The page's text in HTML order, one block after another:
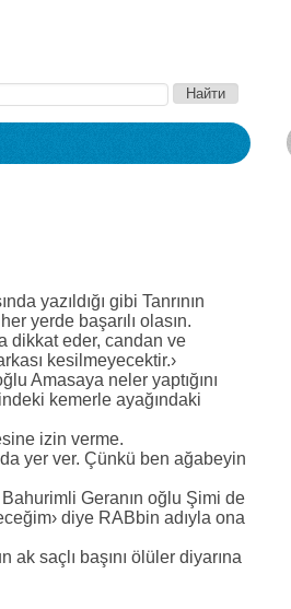
yazıldığı gibi Tanrının
yerde başarılı olasın.
dikkat eder, candan ve
kesilmeyecektir.›
Amasaya neler yaptığını
kemerle ayağındaki
izin verme.
yer ver. Çünkü ben ağabeyin
Geranın oğlu Şimi de
diye RABbin adıyla ona
ak saçlı başını ölüler diyarına